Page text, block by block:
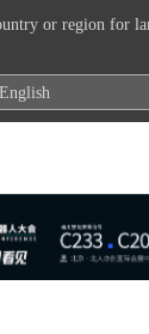
or region for
English